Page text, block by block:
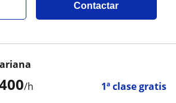
Contactar
/h 1ª clase gratis